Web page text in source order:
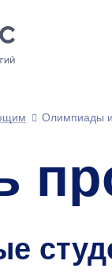
Олимпиады и